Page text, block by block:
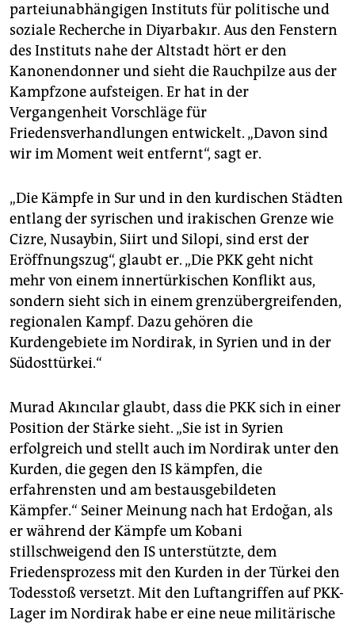
parteiunabhängigen Instituts für politische und
soziale Recherche in Diyarbakır. Aus den Fenstern
des Instituts nahe der Altstadt hört er den
Kanonendonner und sieht die Rauchpilze aus der
Kampfzone aufsteigen. Er hat in der
Vergangenheit Vorschläge für
Friedensverhandlungen entwickelt. „Davon sind
wir im Moment weit entfernt“, sagt er.
„Die Kämpfe in Sur und in den kurdischen Städten
entlang der syrischen und irakischen Grenze wie
Cizre, Nusaybin, Siirt und Silopi, sind erst der
Eröffnungszug“, glaubt er. „Die PKK geht nicht
mehr von einem innertürkischen Konflikt aus,
sondern sieht sich in einem grenzübergreifenden,
regionalen Kampf. Dazu gehören die
Kurdengebiete im Nordirak, in Syrien und in der
Südosttürkei.“
Murad Akıncılar glaubt, dass die PKK sich in einer
Position der Stärke sieht. „Sie ist in Syrien
erfolgreich und stellt auch im Nordirak unter den
Kurden, die gegen den IS kämpfen, die
erfahrensten und am bestausgebildeten
Kämpfer.“ Seiner Meinung nach hat Erdoğan, als
er während der Kämpfe um Kobani
stillschweigend den IS unterstützte, dem
Friedensprozess mit den Kurden in der Türkei den
Todesstoß versetzt. Mit den Luftangriffen auf PKK-
Lager im Nordirak habe er eine neue militärische